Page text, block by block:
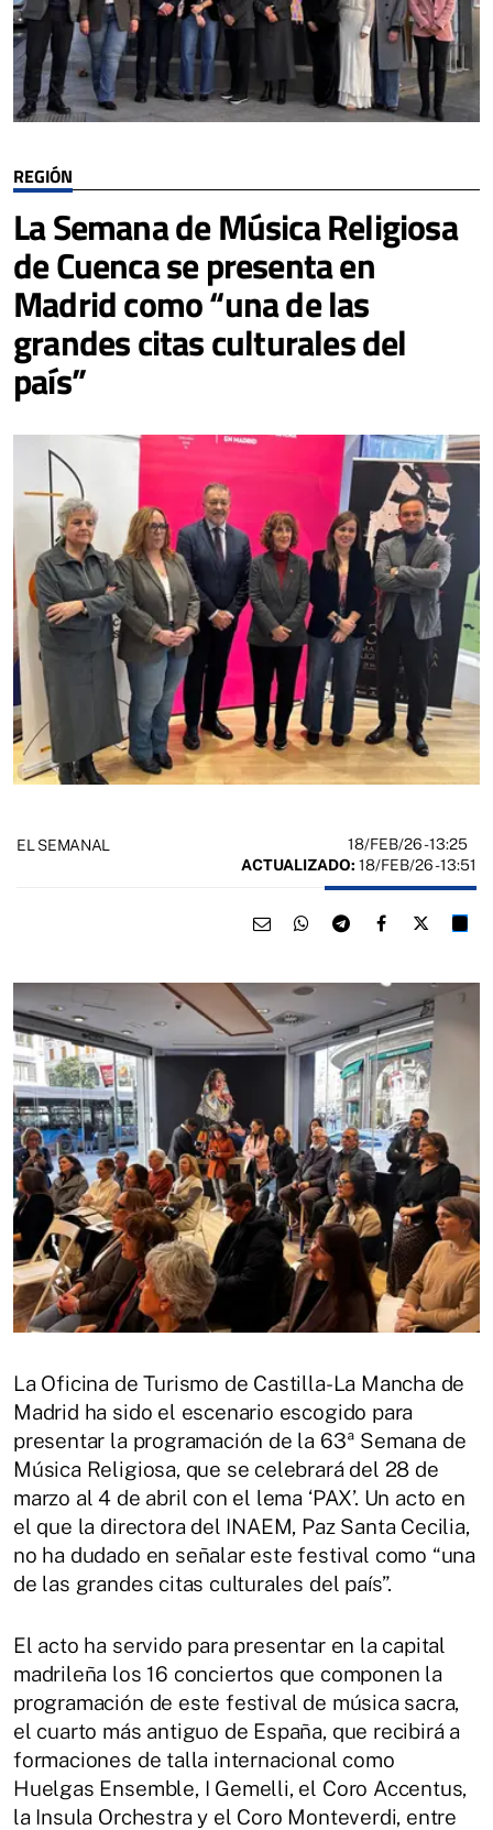
REGIÓN
La Semana de Música Religiosa
de Cuenca se presenta en
Madrid como “una de las
grandes citas culturales del
país”
EL SEMANAL 18/FEB/26- 13:25
ACTUALIZADO: 18/FEB/26 - 13:51
La Oficina de Turismo de Castilla-La Mancha de
Madrid ha sido el escenario escogido para
presentar la programación de la 63ª Semana de
Música Religiosa, que se celebrará del 28 de
marzo al 4 de abril con el lema ‘PAX’. Un acto en
el que la directora del INAEM, Paz Santa Cecilia,
no ha dudado en señalar este festival como “una
de las grandes citas culturales del país”.
El acto ha servido para presentar en la capital
madrileña los 16 conciertos que componen la
programación de este festival de música sacra,
el cuarto más antiguo de España, que recibirá a
formaciones de talla internacional como
Huelgas Ensemble, I Gemelli, el Coro Accentus,
la Insula Orchestra y el Coro Monteverdi, entre